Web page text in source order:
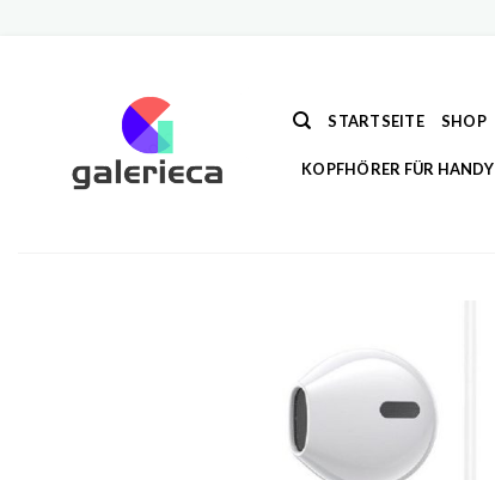
STARTSEITE SHOP
KOPFHÖRER FÜR HANDY